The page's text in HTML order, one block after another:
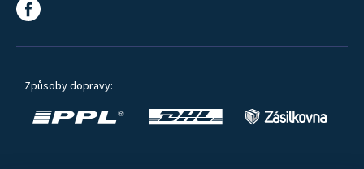
Způsoby dopravy: